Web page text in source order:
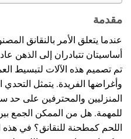
مقدمة
عندما يتعلق الأمر بالنقانق
أساسيتان تتبادران إلى الذهن
تم تصميم هذه الآلات لتبسيط
وأغراضها الفريدة. يتمثل
المنزليين والمحترفين على حد
للمهمة. هل من الممكن الجمع
اللحم كمطحنة للنقانق؟ في